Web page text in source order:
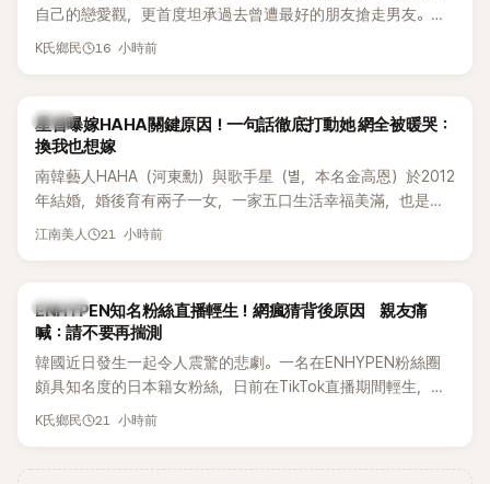
自己的戀愛觀，更首度坦承過去曾遭最好的朋友搶走男友。她
表示，當時選擇瀟灑放手，但如果同樣的事情現在再發生，「我
K氏鄉民 16 小時前
韓星
星首曝嫁HAHA關鍵原因！一句話徹底打動她 網全被暖哭：
換我也想嫁
南韓藝人HAHA（河東勳）與歌手星（별，本名金高恩）於2012
年結婚，婚後育有兩子一女，一家五口生活幸福美滿，也是韓
國演藝圈公認的模範夫妻。近日，星首度公開當年決定嫁給
江南美人 21 小時前
K-POP
ENHYPEN知名粉絲直播輕生！網瘋猜背後原因 親友痛
喊：請不要再揣測
韓國近日發生一起令人震驚的悲劇。一名在ENHYPEN粉絲圈
頗具知名度的日本籍女粉絲，日前在TikTok直播期間輕生，最
終不幸身亡，消息曝光後震驚韓網，也讓不少粉絲湧入社群平
K氏鄉民 21 小時前